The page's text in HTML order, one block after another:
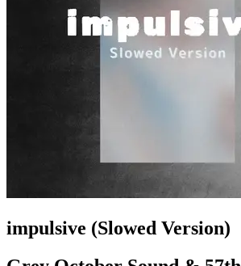
impulsive (Slowed Version)